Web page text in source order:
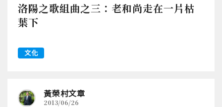
洛陽之歌組曲之三：老和尚走在一片枯
葉下
文化
黃榮村文章
2013/06/26